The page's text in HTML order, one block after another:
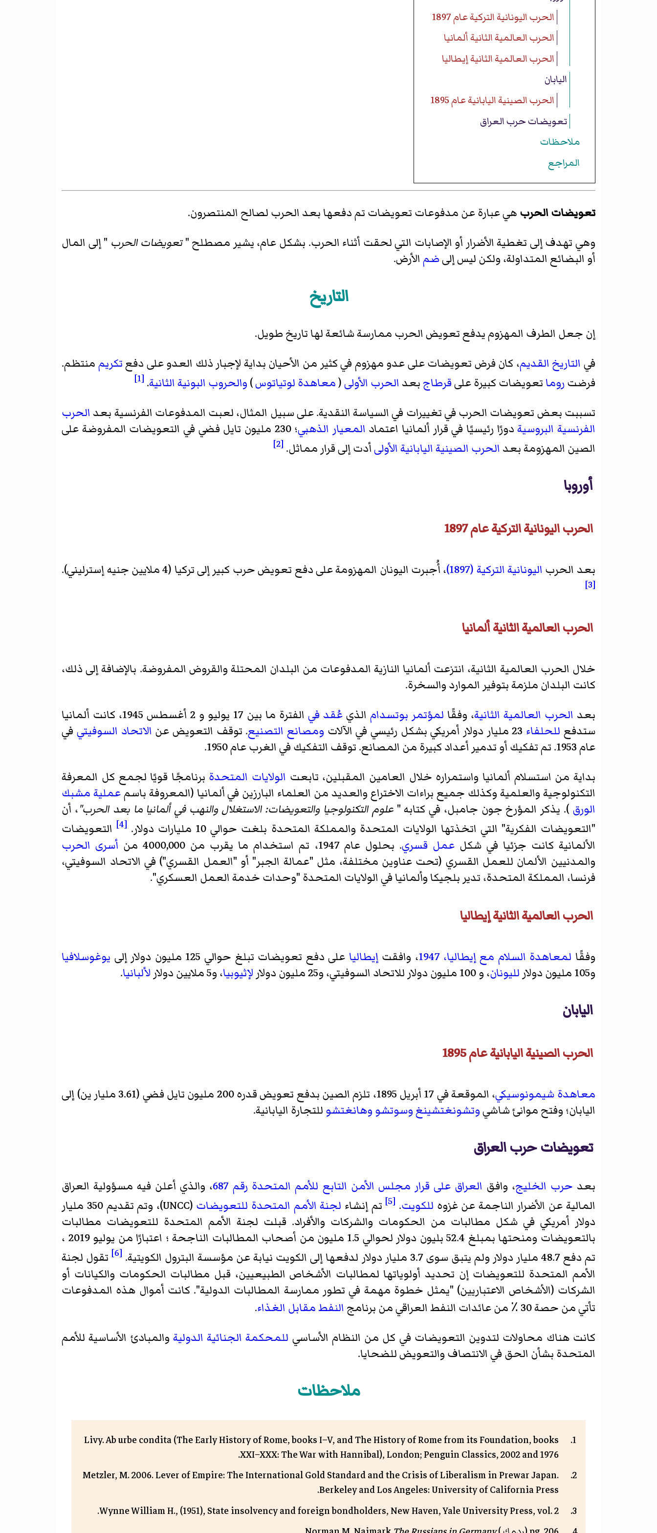
الحرب اليونانية التركية عام 1897
الحرب العالمية الثانية ألمانيا
الحرب العالمية الثانية إيطاليا
اليابان
الحرب الصينية اليابانية عام 1895
تعويضات حرب العراق
ملاحظات
المراجع
تعويضات الحرب هي عبارةعن مدفوعات تعويضات تم دفعها بعد الحرب لصالح المنتصرون.
وهي تهدف إلى تغطية الأضرار أو الإصابات التي لحقت أثناء الحرب. بشكل عام، يشير مصطلح "تعويضات الحرب " إلى المال
أو البضائع المتداولة، ولكن ليس إلىضم الأرض.
التاريخ
إن جعل الطرف المهزوم يدفع تعويض الحرب ممارسة شائعة لها تاريخ طويل.
في التاريخ القديم، كان فرض تعويضات على عدو مهزوم في كثير من الأحيان بداية لإجبار ذلك العدو على دفع تكريم منتظم.
فرضت روما تعويضات كبيرة علىقرطاجبعد الحرب الأولى(معاهدة لوتياتوس) والحروب البونية الثانية.
[1]
تسببت بعض تعويضات الحرب في تغييرات في السياسة النقدية. على سبيل المثال، لعبت المدفوعات الفرنسية بعد الحرب
الفرنسية البروسيةدورًا رئيسيًا في قرار ألمانيا اعتماد المعيار الذهبي
؛ 230 مليون تايل فضي في التعويضات المفروضة على
الصين المهزومة بعد الحرب الصينية اليابانية الأولىأدت إلى قرار مماثل. [2]
أوروبا
الحرب اليونانية التركية عام 1897
بعد الحرب اليونانية التركية (1897) ، أُجبرت اليونان المهزومة على دفع تعويض حرب كبير إلى تركيا (4 ملايين جنيه إسترليني).
[3]
الحرب العالمية الثانية ألمانيا
خلال الحرب العالمية الثانية، انتزعت ألمانيا النازية المدفوعات من البلدان المحتلة والقروض المفروضة. بالإضافة إلى ذلك،
كانت البلدان ملزمة بتوفير الموارد والسخرة.
بعد الحرب العالمية الثانية، وفقًا لمؤتمر بوتسدام الذيعُقد في
الفترة ما بين 17 يوليو و 2 أغسطس 1945، كانت ألمانيا
ستدفع للحلفاء ومصانع التصنيع. توقف التعويض عن الاتحاد السوفيتي في
عام 1953. تم تفكيك أو تدمير أعداد كبيرة من المصانع. توقف التفكيك في الغرب عام 1950.
بداية من استسلام ألمانيا واستمراره خلال العامين المقبلين، تابعت الولايات المتحدة برنامجًا قويًا لجمع كل المعرفة
التكنولوجية والعلمية وكذلك جميع براءات الاختراع والعديد من العلماء البارزين في ألمانيا (المعروفة باسمعملية مشبك
الورق ). يذكر المؤرخ جون جامبل، في كتابه "علوم التكنولوجيا والتعويضات: الاستغلال والنهب في ألمانيا ما بعد الحرب"، أن
"التعويضات الفكرية" التي اتخذتها الولايات المتحدة والمملكة المتحدة بلغت حوالي 10 مليارات دولار.
[4]
التعويضات
الألمانية كانت جزئيا في شكلعمل قسري. بحلول عام 1947، تم استخدام ما يقرب من 4000,000 من
أسرى الحرب
والمدنيين الألمان للعمل القسري (تحت عناوين مختلفة، مثل "عمالة الجبر" أو "العمل القسري") في الاتحاد السوفيتي،
فرنسا، المملكة المتحدة، تدير بلجيكا وألمانيا في الولايات المتحدة "وحدات خدمة العمل العسكري".
الحرب العالمية الثانية إيطاليا
وفقًا لمعاهدة السلام مع إيطاليا، 1947 ، وافقتإيطاليا على دفع تعويضات تبلغ حوالي 125 مليون دولار إلى
يوغوسلافيا
و105 مليون دولار
لليونان، و 100 مليون دولار للاتحاد السوفيتي، و25 مليون دولار لإثيوبيا، و5 ملايين دولار لألبانيا.
اليابان
الحرب الصينية اليابانية عام 1895
معاهدة شيمونوسيكي
، الموقعة في 17 أبريل 1895، تلزم الصين بدفع تعويض قدره 200 مليون تايل فضي (3.61 مليار ين) إلى
اليابان؛ وفتح موانئشاشيوتشونغتشينغوسوتشو وهانغتشو للتجارة اليابانية.
تعويضات حرب العراق
بعد حرب الخليج، وافق العراق على قرار مجلس الأمن التابع للأمم المتحدة رقم 687
، والذي أعلن فيه مسؤولية العراق
المالية عن الأضرار الناجمة عن غزوه للكويت.
[5] تم إنشاء لجنة الأمم المتحدة للتعويضات
(UNCC)، وتم تقديم 350 مليار
دولار أمريكي في شكل مطالبات من الحكومات والشركات والأفراد. قبلت لجنة الأمم المتحدة للتعويضات مطالبات
بالتعويضات ومنحتها بمبلغ 52.4 بليون دولار لحوالي 1.5 مليون من أصحاب المطالبات الناجحة ؛ اعتبارًا من يوليو 2019 ،
تم دفع 48.7 مليار دولار ولم يتبق سوى 3.7 مليار دولار لدفعها إلى الكويت نيابة عن مؤسسة البترول الكويتية.
[6]
تقول لجنة
الأمم المتحدة للتعويضات إن تحديد أولوياتها لمطالبات الأشخاص الطبيعيين، قبل مطالبات الحكومات والكيانات أو
الشركات (الأشخاص الاعتباريين) "يمثل خطوة مهمة في تطور ممارسة المطالبات الدولية". كانت أموال هذه المدفوعات
تأتي من حصة 30 ٪ من عائدات النفط العراقي من برنامج
النفط مقابل الغذاء.
كانت هناك محاولات لتدوين التعويضات في كل من النظام الأساسي للمحكمة الجنائية الدولية والمبادئ الأساسية للأمم
المتحدة بشأن الحق في الانتصاف والتعويض للضحايا.
ملاحظات
Livy. Ab urbe condita (The Early History of Rome, books I–V, and The History of Rome from its Foundation, books
XXI–XXX: The War with Hannibal), London; Penguin Classics, 2002 and 1976.
Metzler, M. 2006. Lever of Empire: The International Gold Standard and the Crisis of Liberalism in Prewar Japan.
Berkeley and Los Angeles: University of California Press.
Wynne William H., (1951), State insolvency and foreign bondholders, New Haven, Yale University Press, vol. 2.